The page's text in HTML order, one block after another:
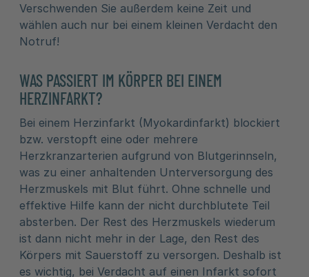
Verschwenden Sie außerdem keine Zeit und
wählen auch nur bei einem kleinen Verdacht den
Notruf!
WAS PASSIERT IM KÖRPER BEI EINEM
HERZINFARKT?
Bei einem Herzinfarkt (Myokardinfarkt) blockiert
bzw. verstopft eine oder mehrere
Herzkranzarterien aufgrund von Blutgerinnseln,
was zu einer anhaltenden Unterversorgung des
Herzmuskels mit Blut führt. Ohne schnelle und
effektive Hilfe kann der nicht durchblutete Teil
absterben. Der Rest des Herzmuskels wiederum
ist dann nicht mehr in der Lage, den Rest des
Körpers mit Sauerstoff zu versorgen. Deshalb ist
es wichtig, bei Verdacht auf einen Infarkt sofort